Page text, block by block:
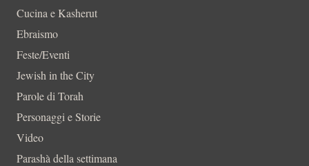
Cucina e Kasherut
Ebraismo
Feste/Eventi
Jewish in the City
Parole di Torah
Personaggi e Storie
Video
Parashà della settimana